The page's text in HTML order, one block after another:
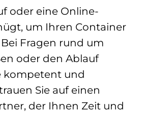
oder eine Online-
um Ihren Container
Fragen rund um
oder den Ablauf
kompetent und
Sie auf einen
der Ihnen Zeit und